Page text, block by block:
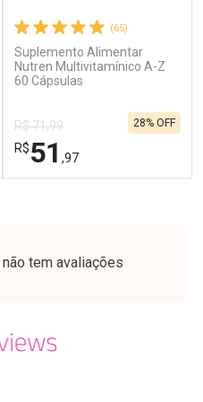
Ativar Desconto
Comprar sem Desconto
Por R$ 49,89/cada
Comprar sem Desconto
(65)
Suplemento Alimentar
Nutren Multivitamínico A-Z
60 Cápsulas
R$ 71,99
R$51 ,97
28% OFF
Laboratório
Por Menos
tem avaliações